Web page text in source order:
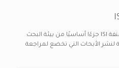
مقدمة تعد المجلات العلمية المصنفة ISI جزءًا أساسيًا من بيئة البحث
لنشر الأبحاث التي تخضع لمراجعة